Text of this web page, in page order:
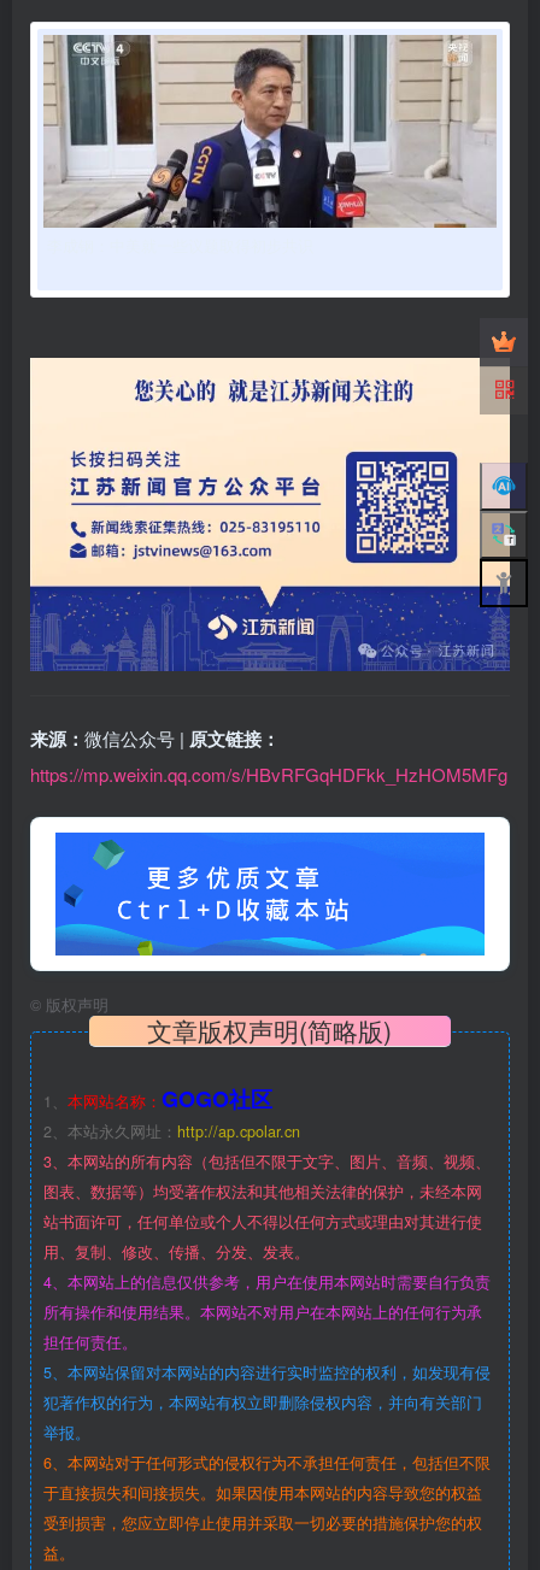
来源： 微信公众号 | 原文链接：
https://mp.weixin.qq.com/s/HBvRFGqHDFkk_HzHOM5MFg
© 版权声明
文章版权声明(简略版)
1、 本网站名称： GOGO社区
2、本站永久网址： http://ap.cpolar.cn
3、本网站的所有内容（包括但不限于文字、图片、音频、视频、
图表、数据等）均受著作权法和其他相关法律的保护，未经本网
站书面许可，任何单位或个人不得以任何方式或理由对其进行使
用、复制、修改、传播、分发、发表。
4、本网站上的信息仅供参考，用户在使用本网站时需要自行负责
所有操作和使用结果。本网站不对用户在本网站上的任何行为承
担任何责任。
5、本网站保留对本网站的内容进行实时监控的权利，如发现有侵
犯著作权的行为，本网站有权立即删除侵权内容，并向有关部门
举报。
6、本网站对于任何形式的侵权行为不承担任何责任，包括但不限
于直接损失和间接损失。如果因使用本网站的内容导致您的权益
受到损害，您应立即停止使用并采取一切必要的措施保护您的权
益。